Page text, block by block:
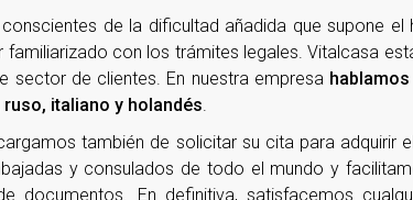
de la dificultad añadida que supone
familiarizado con los trámites legales. Vitalcasa
sector de clientes. En nuestra empresa
italiano y holandés.
también de solicitar su cita para adquirir
y consulados de todo el mundo y
documentos. En definitiva, satisfacemos